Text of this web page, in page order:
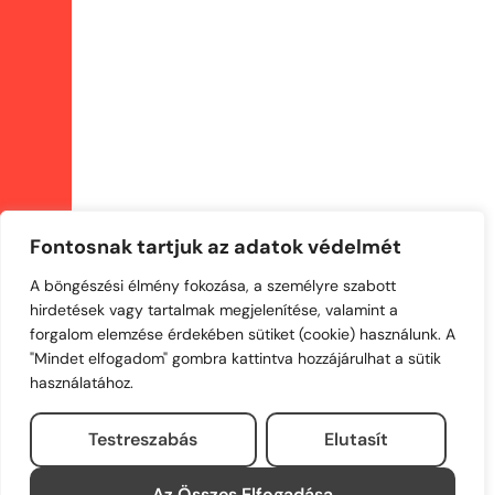
Fontosnak tartjuk az adatok védelmét
A böngészési élmény fokozása, a személyre szabott
hirdetések vagy tartalmak megjelenítése, valamint a
forgalom elemzése érdekében sütiket (cookie) használunk. A
"Mindet elfogadom" gombra kattintva hozzájárulhat a sütik
használatához.
Testreszabás Elutasít